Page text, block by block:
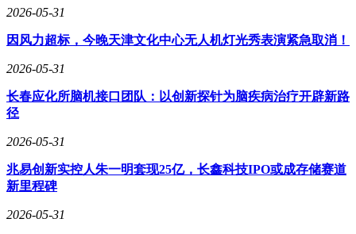
2026-05-31
因风力超标，今晚天津文化中心无人机灯光秀表演紧急取消！
2026-05-31
长春应化所脑机接口团队：以创新探针为脑疾病治疗开辟新路
径
2026-05-31
兆易创新实控人朱一明套现25亿，长鑫科技IPO或成存储赛道
新里程碑
2026-05-31